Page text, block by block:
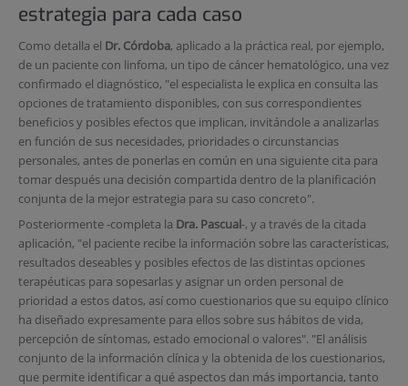
estrategia para cada caso
Como detalla el Dr. Córdoba, aplicado a la práctica real, por ejemplo,
de un paciente con linfoma, un tipo de cáncer hematológico, una vez
confirmado el diagnóstico, "el especialista le explica en consulta las
opciones de tratamiento disponibles, con sus correspondientes
beneficios y posibles efectos que implican, invitándole a analizarlas
en función de sus necesidades, prioridades o circunstancias
personales, antes de ponerlas en común en una siguiente cita para
tomar después una decisión compartida dentro de la planificación
conjunta de la mejor estrategia para su caso concreto".
Posteriormente -completa la Dra. Pascual-, y a través de la citada
aplicación, "el paciente recibe la información sobre las características,
resultados deseables y posibles efectos de las distintas opciones
terapéuticas para sopesarlas y asignar un orden personal de
prioridad a estos datos, así como cuestionarios que su equipo clínico
ha diseñado expresamente para ellos sobre sus hábitos de vida,
percepción de síntomas, estado emocional o valores". "El análisis
conjunto de la información clínica y la obtenida de los cuestionarios,
que permite identificar a qué aspectos dan más importancia, tanto